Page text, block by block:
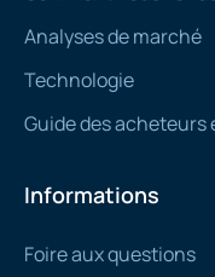
Analyses de marché
Technologie
Guide des acheteurs
Informations
Foire aux questions